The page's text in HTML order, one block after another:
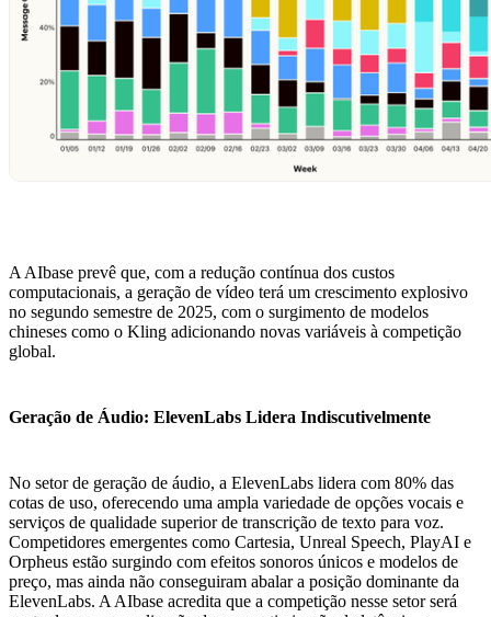
A AIbase prevê que, com a redução contínua dos custos
computacionais, a geração de vídeo terá um crescimento explosivo
no segundo semestre de 2025, com o surgimento de modelos
chineses como o Kling adicionando novas variáveis à competição
global.
Geração de Áudio: ElevenLabs Lidera Indiscutivelmente
No setor de geração de áudio, a ElevenLabs lidera com 80% das
cotas de uso, oferecendo uma ampla variedade de opções vocais e
serviços de qualidade superior de transcrição de texto para voz.
Competidores emergentes como Cartesia, Unreal Speech, PlayAI e
Orpheus estão surgindo com efeitos sonoros únicos e modelos de
preço, mas ainda não conseguiram abalar a posição dominante da
ElevenLabs. A AIbase acredita que a competição nesse setor será